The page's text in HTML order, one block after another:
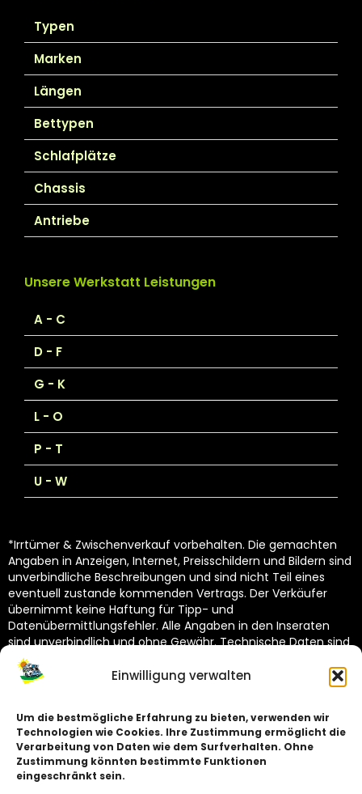
Einwilligung verwalten
Um die bestmögliche Erfahrung zu bieten, verwenden wir
Technologien wie Cookies. Ihre Zustimmung ermöglicht die
Verarbeitung von Daten wie dem Surfverhalten. Ohne
Zustimmung könnten bestimmte Funktionen
eingeschränkt sein.
Typen
Marken
Längen
Bettypen
Schlafplätze
Chassis
Antriebe
Unsere Werkstatt Leistungen
A - C
D - F
G - K
L - O
P - T
U - W
*Irrtümer & Zwischenverkauf vorbehalten. Die gemachten
Angaben in Anzeigen, Internet, Preisschildern und Bildern sind
unverbindliche Beschreibungen und sind nicht Teil eines
eventuell zustande kommenden Vertrags. Der Verkäufer
übernimmt keine Haftung für Tipp- und
Datenübermittlungsfehler. Alle Angaben in den Inseraten
sind unverbindlich und ohne Gewähr. Technische Daten sind
vom Hersteller übernommen und unterliegen Toleranzen
(siehe Technische Kataloge des Herstellers). Dekoration
nicht im Lieferumfang.
Impressum